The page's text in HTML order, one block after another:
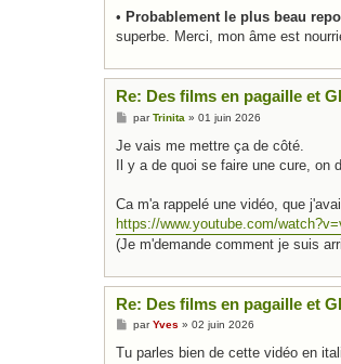
• Probablement le plus beau
superbe. Merci, mon âme est
Re: Des films en pagaille et
M
s
a
parTrinita » 01 juin 2026
Je vais me mettre ça de côté.
Il y a de quoi se faire une cure, on
Ca m'a rappelé une vidéo, que
https://www.youtube.com/
(Je m'demande comment je suis
Re: Des films en pagaille et
M
s
parYves » 02 juin 2026
Tu parles bien de cette vidéo en